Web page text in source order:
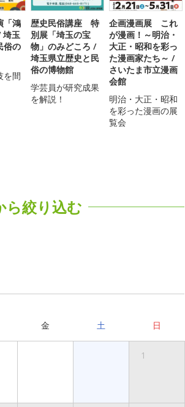
「鴻
埼玉
俗の
を間
歴史民俗講座 特
別展「埼玉の宝
物」のみどころ /
埼玉県立歴史と民
俗の博物館
学芸員が研究成果
を解説！
企画漫画展 これ
が漫画！～明治・
大正・昭和を彩っ
た漫画家たち～ /
さいたま市立漫画
会館
明治・大正・昭和
を彩った漫画の展
覧会
ら絞り込む
金 土 日
1